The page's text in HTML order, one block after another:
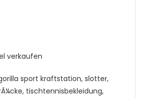
verkaufen
sport kraftstation, slotter,
tischtennisbekleidung,